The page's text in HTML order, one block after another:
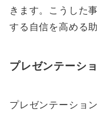
きます。こうした
する自信を高める
プレゼンテーシ
プレゼンテーショ